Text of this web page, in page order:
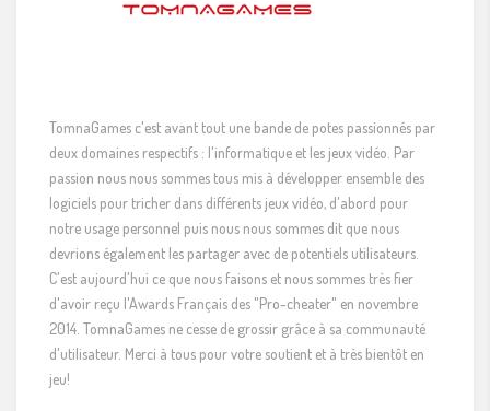
TomnaGames c'est avant tout une bande de potes passionnés par
deux domaines respectifs : l'informatique et les jeux vidéo. Par
passion nous nous sommes tous mis à développer ensemble des
logiciels pour tricher dans différents jeux vidéo, d'abord pour
notre usage personnel puis nous nous sommes dit que nous
devrions également les partager avec de potentiels utilisateurs.
C'est aujourd'hui ce que nous faisons et nous sommes très fier
d'avoir reçu l'Awards Français des "Pro-cheater" en novembre
2014. TomnaGames ne cesse de grossir grâce à sa communauté
d'utilisateur. Merci à tous pour votre soutient et à très bientôt en
jeu!